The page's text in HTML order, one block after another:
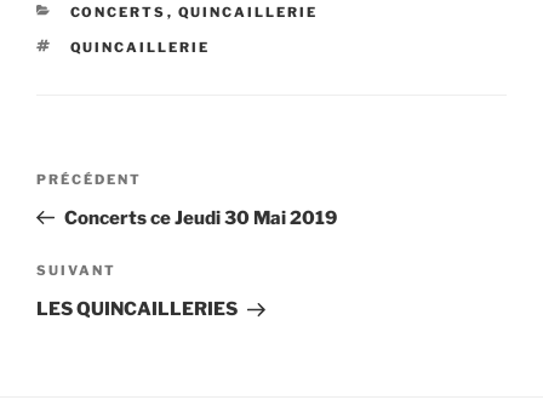
CATÉGORIES
CONCERTS , QUINCAILLERIE
ÉTIQUETTES
QUINCAILLERIE
Navigation
l’article
Article
précédent
PRÉCÉDENT
Concerts ce Jeudi 30 Mai 2019
Article
suivant
SUIVANT
LES QUINCAILLERIES